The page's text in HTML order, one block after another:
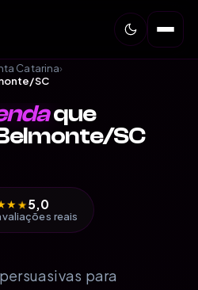
Catarina›
SC
que
SC
★★5,0
reais
para